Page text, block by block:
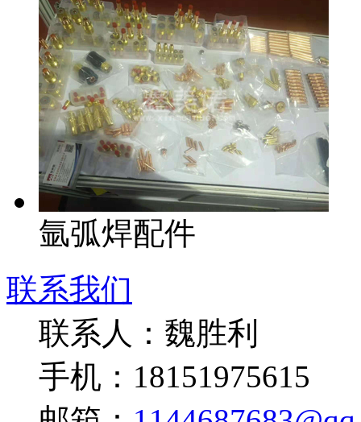
氩弧焊配件
联系我们
联系人：魏胜利
手机：18151975615